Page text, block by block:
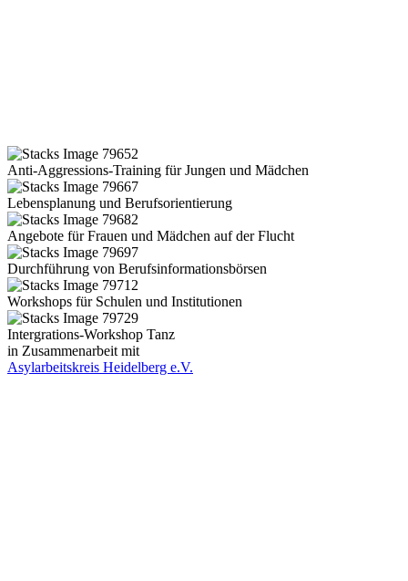
Anti-Aggressions-Training für Jungen und Mädchen
Lebensplanung und Berufsorientierung
Angebote für Frauen und Mädchen auf der Flucht
Durchführung von Berufsinformationsbörsen
Workshops für Schulen und Institutionen
Intergrations-Workshop Tanz
in Zusammenarbeit mit
Asylarbeitskreis Heidelberg e.V.